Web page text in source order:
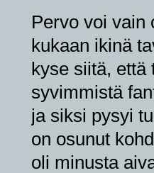
Pervo voi vain
kukaan ikinä
kyse siitä, että
syvimmistä
ja siksi pysyi
on osunut
oli minusta